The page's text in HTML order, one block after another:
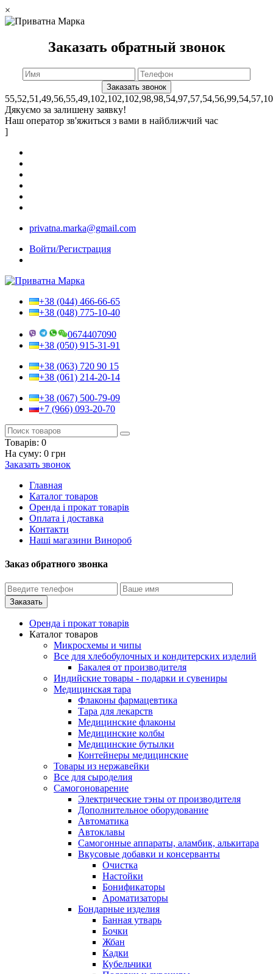
×
Заказать обратный звонок
Дякуємо за залишену заявку!
Наш оператор зв'яжиться з вами в найближчий час
]
privatna.marka@gmail.com
Войти/Регистрация
+38 (044) 466-66-65
+38 (048) 775-10-40
0674407090
+38 (050) 915-31-91
+38 (063) 720 90 15
+38 (061) 214-20-14
+38 (067) 500-79-09
+7 (966) 093-20-70
Товарів: 0
На суму: 0 грн
Заказать звонок
Главная
Каталог товаров
Оренда і прокат товарів
Оплата і доставка
Контакти
Наші магазини Винороб
Заказ обратного звонка
Оренда і прокат товарів
Каталог товаров
Микросхемы и чипы
Все для хлебобулочных и кондитерских изделий
Бакалея от производителя
Индийские товары - подарки и сувениры
Медицинская тара
Флаконы фармацевтика
Тара для лекарств
Медицинские флаконы
Медицинские колбы
Медицинские бутылки
Контейнеры медицинские
Товары из нержавейки
Все для сыроделия
Самогоноварение
Электрические тэны от производителя
Дополнительное оборудование
Автоматика
Автоклавы
Самогонные аппараты, аламбик, алькитара
Вкусовые добавки и консерванты
Очистка
Настойки
Бонификаторы
Ароматизаторы
Бондарные изделия
Банная утварь
Бочки
Жбан
Кадки
Кубельчики